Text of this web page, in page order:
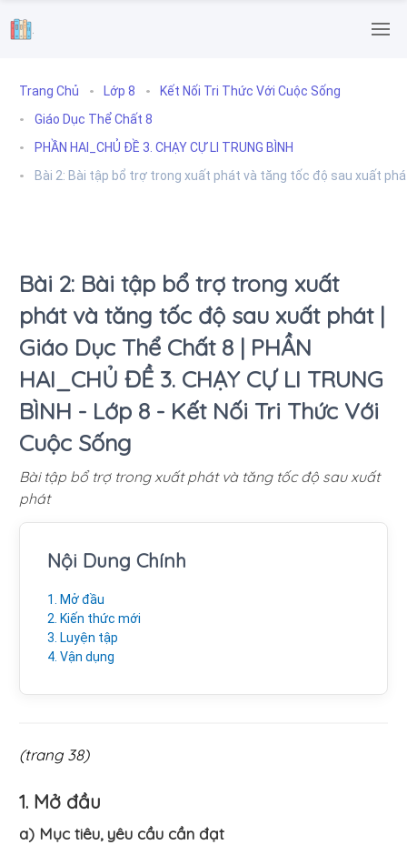
.
Trang Chủ Lớp 8
Kết Nối Tri Thức Với Cuộc Sống
Giáo Dục Thể Chất 8
PHẦN HAI_CHỦ ĐỀ 3. CHẠY CỰ LI TRUNG BÌNH
Bài 2: Bài tập bổ trợ trong xuất phát và tăng tốc độ sau xuất
Bài 2: Bài tập bổ trợ trong xuất
phát và tăng tốc độ sau xuất phát |
Giáo Dục Thể Chất 8 | PHẦN
HAI_CHỦ ĐỀ 3. CHẠY CỰ LI TRUNG
BÌNH - Lớp 8 - Kết Nối Tri Thức Với
Cuộc Sống
Bài tập bổ trợ trong xuất phát và tăng tốc độ sau xuất
phát
Nội Dung Chính
1. Mở đầu
2. Kiến thức mới
3. Luyện tập
4. Vận dụng
(trang 38)
1. Mở đầu
a) Mục tiêu, yêu cầu cần đạt